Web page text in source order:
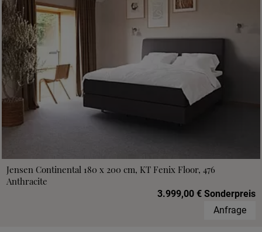
Jensen Continental 180 x 200 cm, KT Fenix Floor, 476
Anthracite
3.999,00 € Sonderpreis
Anfrage